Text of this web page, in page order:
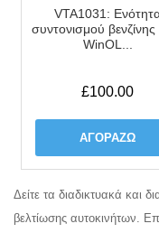
VTA1031:
συντονισμού
WinOL...
£100.00
ΑΓΟΡΆΖΩ
Δείτε τα διαδικτυακά και
βελτίωσης αυτοκινήτων.